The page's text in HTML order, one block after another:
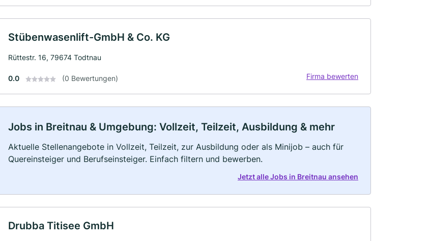
Stübenwasenlift-GmbH & Co. KG
Rüttestr. 16, 79674 Todtnau
0.0 (0 Bewertungen) Firma bewerten
Jobs in Breitnau & Umgebung: Vollzeit, Teilzeit, Ausbildung & mehr
Aktuelle Stellenangebote in Vollzeit, Teilzeit, zur Ausbildung oder als Minijob – auch für
Quereinsteiger und Berufseinsteiger. Einfach filtern und bewerben.
Jetzt alle Jobs in Breitnau ansehen
Drubba Titisee GmbH